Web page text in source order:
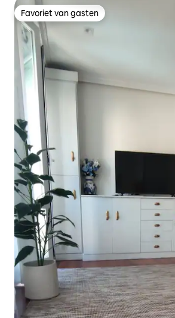
Favoriet van gasten
Favoriet van gasten